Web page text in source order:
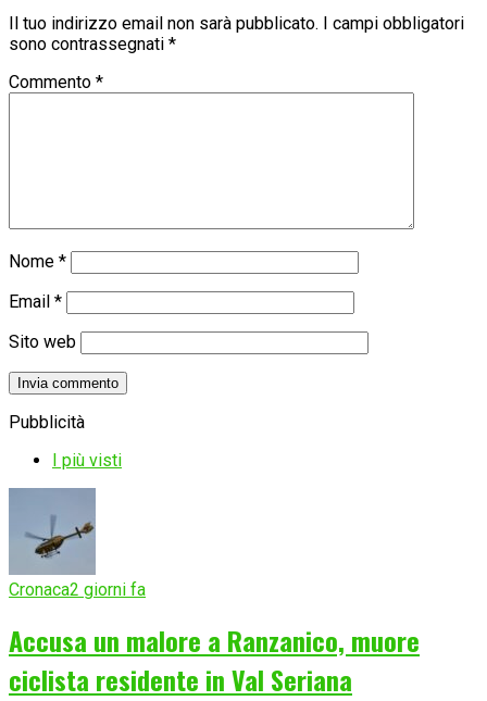
Il tuo indirizzo email non sarà pubblicato. I campi obbligatori
sono contrassegnati *
Commento *
Nome *
Email *
Sito web
Pubblicità
I più visti
Cronaca2 giorni fa
Accusa un malore a Ranzanico, muore
ciclista residente in Val Seriana